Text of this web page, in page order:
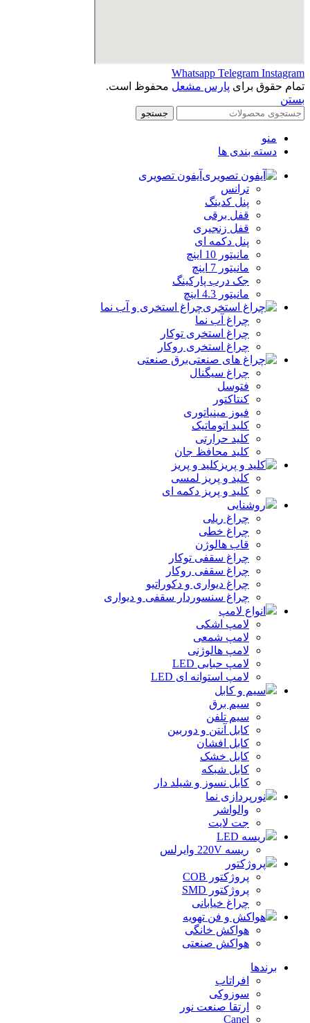
Whatsapp Telegram Instagram
تمام حقوق برای پارس مشعل محفوظ است.
بستن
جستجو
منو
دسته بندی ها
آیفون تصویری
ترانس
پنل کدینگ
قفل برقی
قفل زنجیری
پنل دکمه‌ ای
مانیتور 10 اینچ
مانیتور 7 اینچ
جک درب پارکینگ
مانیتور 4.3 اینچ
چراغ استخری و آب نما
چراغ آب نما
چراغ استخری توکار
چراغ استخری روکار
برق صنعتی
چراغ سیگنال
فتوسل
کنتاکتور
فیوز مینیاتوری
کلید اتوماتیک
کلید حرارتی
کلید محافظ جان
کلید و پریز
کلید و پریز لمسی
کلید و پریز دکمه‌ ای
روشنایی
چراغ ریلی
چراغ خطی
قاب هالوژن
چراغ سقفی توکار
چراغ سقفی روکار
چراغ دیواری و دکوراتیو
چراغ سنسوردار سقفی و دیواری
انواع لامپ
لامپ اشکی
لامپ شمعی
لامپ هالوژنی
لامپ حبابی LED
لامپ استوانه ای LED
سیم و کابل
سیم برق
سیم تلفن
کابل آنتن و دوربین
کابل افشان
کابل خشک
کابل شبکه
کابل نسوز و شیلد دار
نورپردازی نما
والواشر
جت لایت
ریسه LED
ریسه 220V وایرلس
پروژکتور
پروژکتور COB
پروژکتور SMD
چراغ خیابانی
هواکش و فن تهویه
هواکش خانگی
هواکش صنعتی
برندها
افراتاب
سوزوکی
ارتقا صنعت نور
Canel